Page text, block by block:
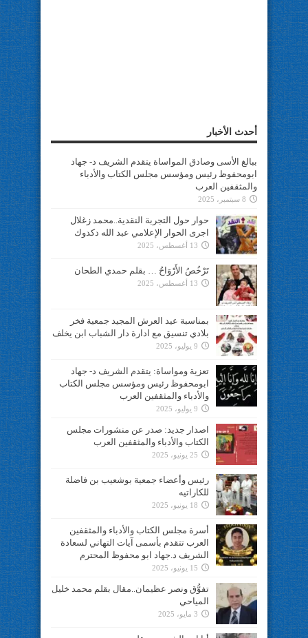
أحدث الأخبار
ببالغ الأسى وصادق المواساة يتقدم الشريف د- جهاد
ابومحفوظ رئيس ومؤسس مجلس الكتاب والأدباء
والمثقفين العرب
8 سبتمبر، 2025
حوار حول التجربة النقدية..محمد زغلال
اجرى الحوار الإعلامي عبد الله دكدوك
13 أغسطس، 2025
تَرْخُصُ الأَرْوَاحُ … بقلم حمدي الطحان
13 أغسطس، 2025
بمناسبة عيد العرش المجيد جمعية فخر
بلادي تنسيق مع ادارة دار الشباب ابن يخلف
9 يوليو، 2025
تعزية ومواساة: يتقدم الشريف د- جهاد
ابومحفوظ رئيس ومؤسس مجلس الكتاب
والأدباء والمثقفين العرب
9 يوليو، 2025
اصدار جديد: صدر عن منشورات مجلس
الكتاب والأدباء والمثقفين العرب
25 يونيو، 2025
رئيس وأعضاء جمعية بوشعيب بن فاضلة
للكاراتيه
18 يونيو، 2025
أسرة مجلس الكتاب والأدباء والمثقفين
العرب تتقدم بأسمى آيات التهاني لسعادة
الشريف د.جهاد ابو محفوظ المحترم
15 يونيو، 2025
تفوُّق ونصر عظيمان..مقال بقلم محمد خليل
المياحي
3 مايو، 2025